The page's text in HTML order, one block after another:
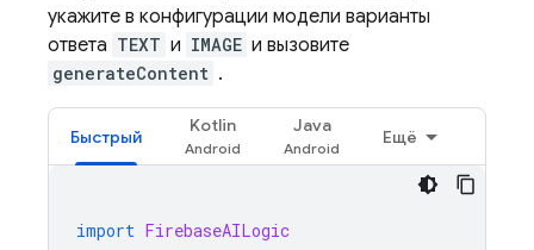
укажите в конфигурации модели варианты
ответа TEXT и IMAGE и вызовите
generateContent .
Быстрый
Kotlin Java
Ещё
import FirebaseAILogic